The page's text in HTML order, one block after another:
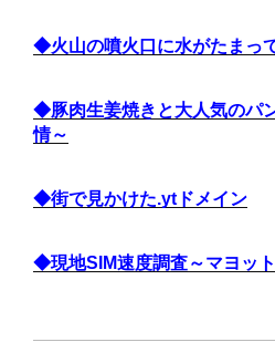
◆火山の噴火口に水がたまっ
◆豚肉生姜焼きと大人気のパ
情～
◆街で見かけた.ytドメイン
◆現地SIM速度調査～マヨッ